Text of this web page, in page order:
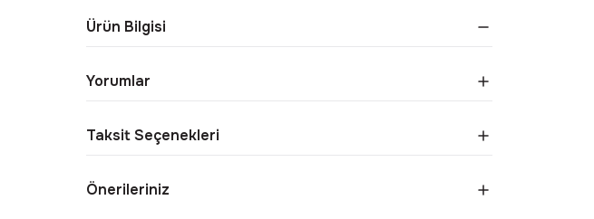
Ürün Bilgisi
Yorumlar
Taksit Seçenekleri
Önerileriniz